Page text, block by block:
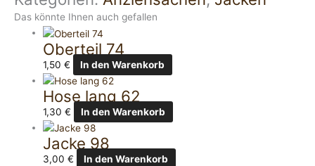
Das könnte Ihnen auch gefallen
Oberteil 74
1,50€ In den Warenkorb
Hose lang 62
1,30€ In den Warenkorb
Jacke 98
3,00€ In den Warenkorb